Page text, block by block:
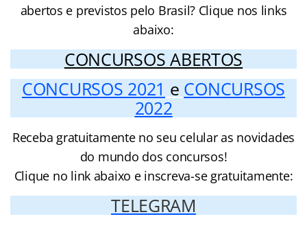
abertos e previstos pelo Brasil? Clique nos links
abaixo:
CONCURSOS ABERTOS
CONCURSOS 2021 e CONCURSOS
2022
Receba gratuitamente no seu celular as novidades
do mundo dos concursos!
Clique no link abaixo e inscreva-se gratuitamente:
TELEGRAM